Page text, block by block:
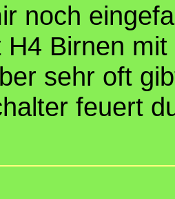
noch
H4 Birnen
sehr oft
feuert